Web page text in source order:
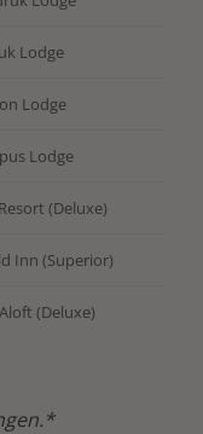
Lodge
Lodge
Lodge
(Deluxe)
Inn (Superior)
(Deluxe)